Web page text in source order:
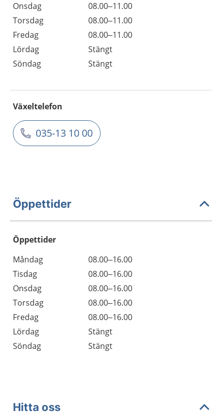
Onsdag
08.00–11.00
Torsdag
08.00–11.00
Fredag
08.00–11.00
Lördag
Stängt
Söndag
Stängt
Växeltelefon
035-13 10 00
Öppettider
Öppettider
Dag
Öppettider
Kommentarer
Måndag
08.00–16.00
Tisdag
08.00–16.00
Onsdag
08.00–16.00
Torsdag
08.00–16.00
Fredag
08.00–16.00
Lördag
Stängt
Söndag
Stängt
Hitta oss